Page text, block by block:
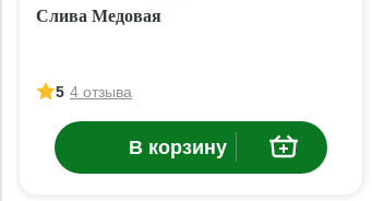
Слива Медовая
5 4 отзыва
В корзину